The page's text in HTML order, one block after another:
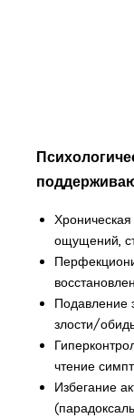
ощущений,
Подавление
злости/
чтение
Избегание